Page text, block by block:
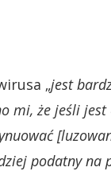
„jest
mi, że jeśli
podatny na